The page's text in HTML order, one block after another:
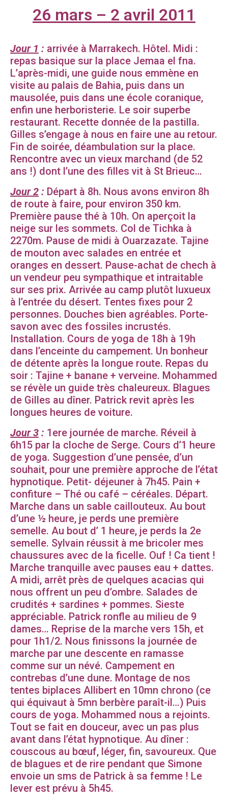
26 mars – 2 avril 2011
Jour 1 : arrivée à Marrakech. Hôtel. Midi :
repas basique sur la place Jemaa el fna.
L’après-midi, une guide nous emmène en
visite au palais de Bahia, puis dans un
mausolée, puis dans une école coranique,
enfin une herboristerie. Le soir superbe
restaurant. Recette donnée de la pastilla.
Gilles s’engage à nous en faire une au retour.
Fin de soirée, déambulation sur la place.
Rencontre avec un vieux marchand (de 52
ans !) dont l’une des filles vit à St Brieuc…
Jour 2 : Départ à 8h. Nous avons environ 8h
de route à faire, pour environ 350 km.
Première pause thé à 10h. On aperçoit la
neige sur les sommets. Col de Tichka à
2270m. Pause de midi à Ouarzazate. Tajine
de mouton avec salades en entrée et
oranges en dessert. Pause-achat de chech à
un vendeur peu sympathique et intraitable
sur ses prix. Arrivée au camp plutôt luxueux
à l’entrée du désert. Tentes fixes pour 2
personnes. Douches bien agréables. Porte-
savon avec des fossiles incrustés.
Installation. Cours de yoga de 18h à 19h
dans l’enceinte du campement. Un bonheur
de détente après la longue route. Repas du
soir : Tajine + banane + verveine. Mohammed
se révèle un guide très chaleureux. Blagues
de Gilles au dîner. Patrick revit après les
longues heures de voiture.
Jour 3 : 1ere journée de marche. Réveil à
6h15 par la cloche de Serge. Cours d’1 heure
de yoga. Suggestion d’une pensée, d’un
souhait, pour une première approche de l’état
hypnotique. Petit- déjeuner à 7h45. Pain +
confiture – Thé ou café – céréales. Départ.
Marche dans un sable caillouteux. Au bout
d’une ½ heure, je perds une première
semelle. Au bout d’ 1 heure, je perds la 2e
semelle. Sylvain réussit à me bricoler mes
chaussures avec de la ficelle. Ouf ! Ca tient !
Marche tranquille avec pauses eau + dattes.
A midi, arrêt près de quelques acacias qui
nous offrent un peu d’ombre. Salades de
crudités + sardines + pommes. Sieste
appréciable. Patrick ronfle au milieu de 9
dames… Reprise de la marche vers 15h, et
pour 1h1/2. Nous finissons la journée de
marche par une descente en ramasse
comme sur un névé. Campement en
contrebas d’une dune. Montage de nos
tentes biplaces Allibert en 10mn chrono (ce
qui équivaut à 5mn berbère paraît-il…) Puis
cours de yoga. Mohammed nous a rejoints.
Tout se fait en douceur, avec un pas plus
avant dans l’état hypnotique. Au dîner :
couscous au bœuf, léger, fin, savoureux. Que
de blagues et de rire pendant que Simone
envoie un sms de Patrick à sa femme ! Le
lever est prévu à 5h45.